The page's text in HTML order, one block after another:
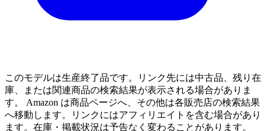
このモデルは生産終了品です。リンク先には中古品、残り在
庫、または関連商品の検索結果が表示される場合がありま
す。 Amazon は商品ページへ、その他は各販売店の検索結果
へ移動します。リンクにはアフィリエイトを含む場合があり
ます。在庫・掲載状況は予告なく変わることがあります。